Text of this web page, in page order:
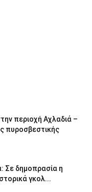
περιοχή Αχλαδιά –
πυροσβεστικής
Σε δημοπρασία η
γκολ...